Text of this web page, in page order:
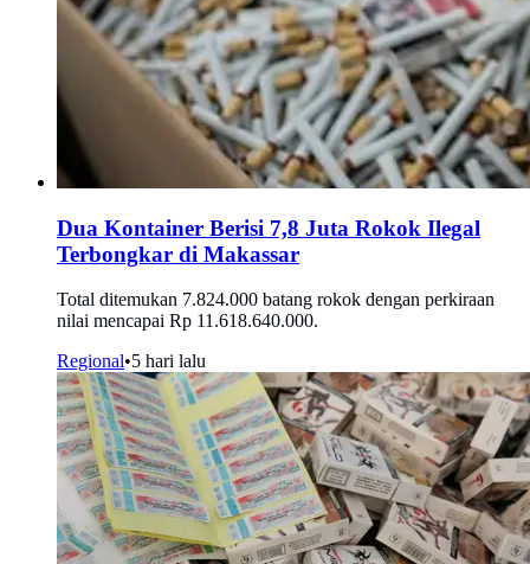
Dua Kontainer Berisi 7,8 Juta Rokok Ilegal
Terbongkar di Makassar
Total ditemukan 7.824.000 batang rokok dengan perkiraan
nilai mencapai Rp 11.618.640.000.
Regional•5 hari lalu